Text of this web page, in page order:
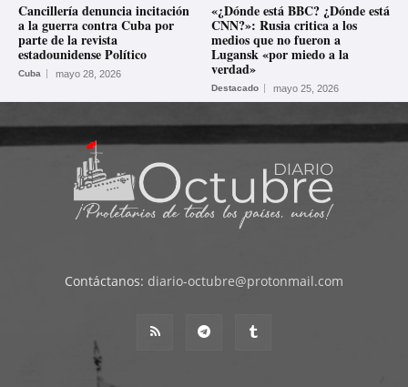
Cancillería denuncia incitación
a la guerra contra Cuba por
parte de la revista
estadounidense Político
Cuba mayo 28, 2026
«¿Dónde está BBC? ¿Dónde está
CNN?»: Rusia critica a los
medios que no fueron a
Lugansk «por miedo a la
verdad»
Destacado mayo 25, 2026
Contáctanos: diario-octubre@protonmail.com